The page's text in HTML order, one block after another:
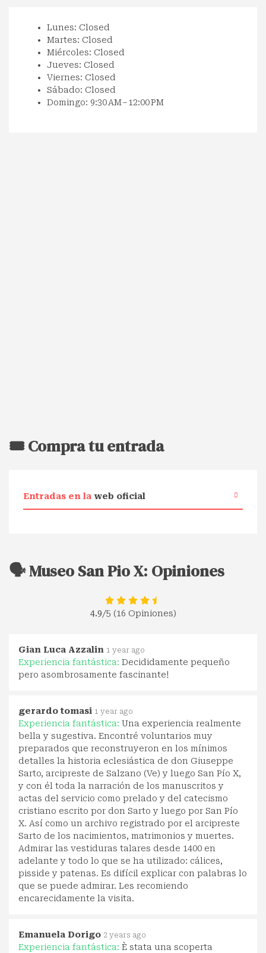
Lunes: Closed
Martes: Closed
Miércoles: Closed
Jueves: Closed
Viernes: Closed
Sábado: Closed
Domingo: 9:30 AM – 12:00 PM
🎟️ Compra tu entrada
Entradas en la web oficial
🗣️ Museo San Pio X: Opiniones
4.9/5 (16 Opiniones)
Gian Luca Azzalin 1 year ago
Experiencia fantástica: Decididamente pequeño
pero asombrosamente fascinante!
gerardo tomasi 1 year ago
Experiencia fantástica: Una experiencia realmente
bella y sugestiva. Encontré voluntarios muy
preparados que reconstruyeron en los mínimos
detalles la historia eclesiástica de don Giuseppe
Sarto, arcipreste de Salzano (Ve) y luego San Pío X,
y con él toda la narración de los manuscritos y
actas del servicio como prelado y del catecismo
cristiano escrito por don Sarto y luego por San Pío
X. Así como un archivo registrado por el arcipreste
Sarto de los nacimientos, matrimonios y muertes.
Admirar las vestiduras talares desde 1400 en
adelante y todo lo que se ha utilizado: cálices,
pisside y patenas. Es difícil explicar con palabras lo
que se puede admirar. Les recomiendo
encarecidamente la visita.
Emanuela Dorigo 2 years ago
Experiencia fantástica: È stata una scoperta